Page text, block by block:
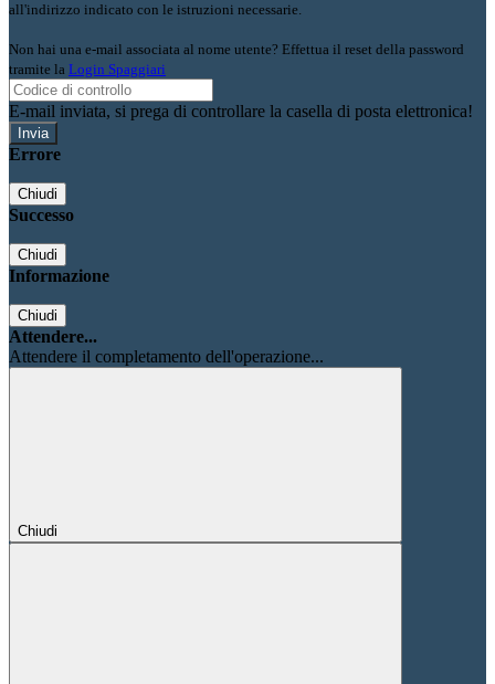
all'indirizzo indicato con le istruzioni necessarie.
Non hai una e-mail associata al nome utente? Effettua il reset della password
tramite la Login Spaggiari
E-mail inviata, si prega di controllare la casella di posta elettronica!
Errore
Chiudi
Successo
Chiudi
Informazione
Chiudi
Attendere...
Attendere il completamento dell'operazione...
Chiudi